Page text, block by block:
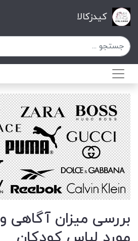
کیدزکالا
بررسی میزان آگاهی